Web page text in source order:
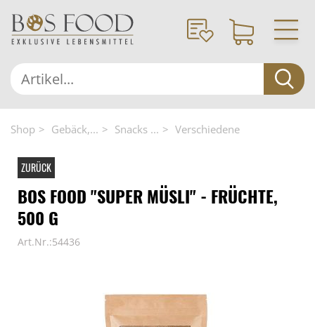
Shop Gebäck,... Snacks ... Verschiedene
ZURÜCK
BOS FOOD "SUPER MÜSLI" - FRÜCHTE,
500 G
Art.Nr.:54436